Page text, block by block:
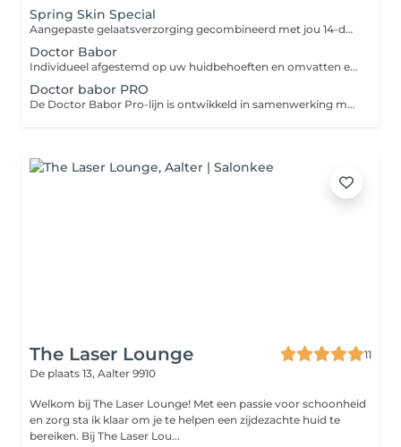
Spring Skin Special
Aangepaste gelaatsverzorging gecombineerd met jou 14-daagse Ampullen kuur (€54,90) Wat kan je hiervan verwachten: Reiniging Peeling Comedonen verwijderen Relaxatie massage van het gelaat en nek 15' Voedend masker Peeling van de armen Afwerking met oog crème Dagcreme Zonnen bescherming
Doctor Babor
Individueel afgestemd op uw huidbehoeften en omvatten effectieve behandelingsstappen.
Doctor babor PRO
De Doctor Babor Pro-lijn is ontwikkeld in samenwerking met dermatologen en biedt hoogwaardige, doelgerichte huidverzorging. Heb je last van huidproblemen of wil je intensief werken aan zichtbare huidverbetering? Dan is deze gelaatsverzorging de ideale keuze. Of het nu gaat om pigmentvlekken, rimpels, roodheid of acne de krachtige, zuivere werkstoffen uit de Doctor Babor Pro-lijn worden nauwkeurig afgestemd op jouw huidbehoeften. Zo zorgen we voor een intensieve, professionele aanpak en langdurig resultaat. Kies voor een behandeling die verder gaat dan ontspanning: kies voor gerichte huidverbetering met Doctor Babor Pro. - Deze behandeling bevat de volgende extra's 2-3 dubbele peeling Face sculpting massage (musculaire diepte ontspanning, drukpunt massage, ontgiften van het weefsel)
The Laser Lounge
11
De plaats 13, Aalter 9910
Welkom bij The Laser Lounge! Met een passie voor schoonheid
en zorg sta ik klaar om je te helpen een zijdezachte huid te
bereiken. Bij The Laser Lou...